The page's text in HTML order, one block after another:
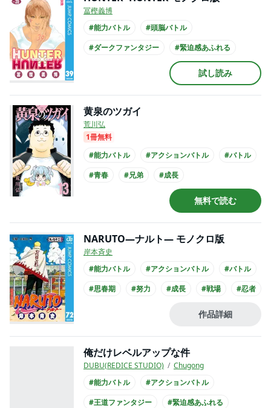
冨樫義博
#能力バトル
#頭脳バトル
#ダークファンタジー
#緊迫感あふれる
#せつない
#バイオレンス
#このマンガがすごい #俺マン
試し読み
黄泉のツガイ
荒川弘
1冊無料
#能力バトル
#アクションバトル
#バトル
#青春
#兄弟
#成長
無料で読む
NARUTO―ナルト― モノクロ版
岸本斉史
#能力バトル
#アクションバトル
#バトル
#思春期
#努力 #成長 #戦場
#忍者
作品詳細
俺だけレベルアップな件
DUBU(REDICE STUDIO)
Chugong
#能力バトル
#アクションバトル
#王道ファンタジー
#緊迫感あふれる